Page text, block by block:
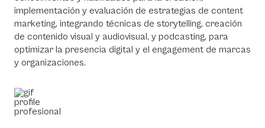
implementación y evaluación de estrategias de content
marketing, integrando técnicas de storytelling, creación
de contenido visual y audiovisual, y podcasting, para
optimizar la presencia digital y el engagement de marcas
y organizaciones.